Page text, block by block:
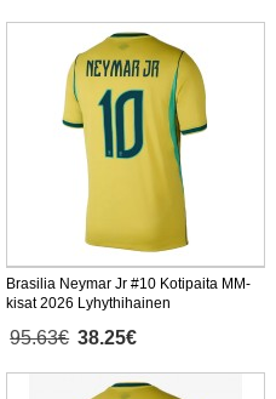
Brasilia Neymar Jr #10 Kotipaita MM-
kisat 2026 Lyhythihainen
95.63€ 38.25€